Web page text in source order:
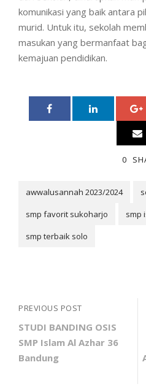
komunikasi yang baik antara
murid. Untuk itu, sekolah
masukan yang bermanfaat
kemajuan pendidikan.
0
awwalusannah 2023/2024
smp favorit sukoharjo
smp
smp terbaik solo
PREVIOUS POST
STUDI BANDING OSIS
SMP Islam Al Azhar 36
Bandung